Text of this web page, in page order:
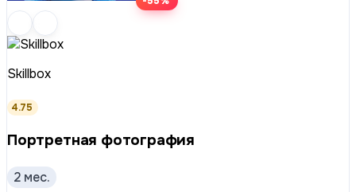
Skillbox
4.75
Портретная фотография
2 мес.